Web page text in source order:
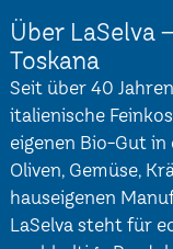
Über LaSelva
Toskana
Seit über 40
italienische
eigenen Bio-Gut in
Oliven, Gemüse,
hauseigenen
LaSelva steht für